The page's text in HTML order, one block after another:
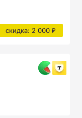
скидка: 2 000 ₽